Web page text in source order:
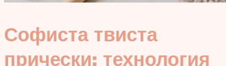
Софиста твиста
прически: технология